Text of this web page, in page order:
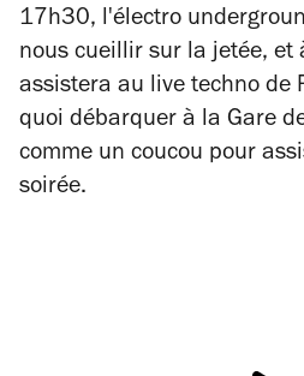
17h30, l'électro
nous cueillir sur la jetée, et
assistera au live techno de
quoi débarquer à la Gare
comme un coucou pour
soirée.